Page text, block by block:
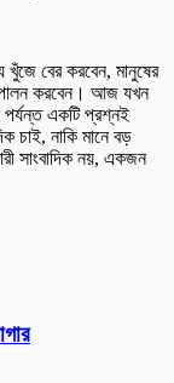
বের করবেন, মানুষের
পালন করবেন। আজ যখন
পর্যন্ত একটি প্রশ্নই
চাই, নাকি মানে বড়
সাংবাদিক নয়, একজন